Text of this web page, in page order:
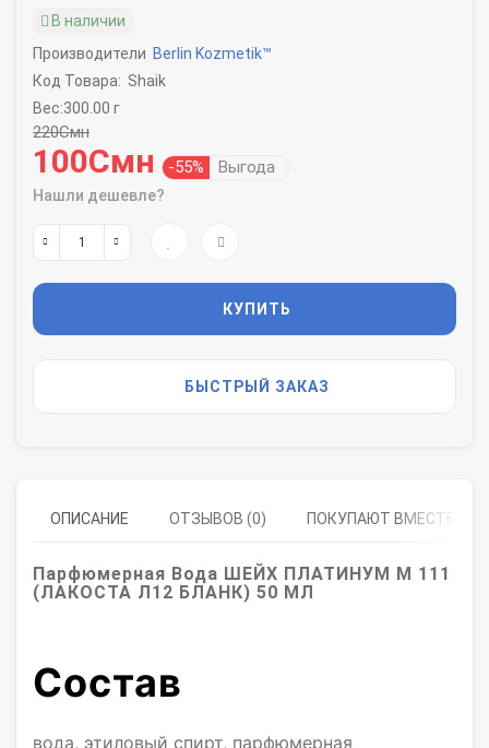
В наличии
Производители Berlin Kozmetik™
Код Товара: Shaik
Вес:300.00 г
220Смн
100Смн -55% Выгода
Нашли дешевле?
КУПИТЬ
БЫСТРЫЙ ЗАКАЗ
ОПИСАНИЕ ОТЗЫВОВ (0) ПОКУПАЮТ ВМЕСТЕ
Парфюмерная Вода ШЕЙХ ПЛАТИНУМ M 111
(ЛАКОСТА Л12 БЛАНК) 50 МЛ
Состав
вода, этиловый спирт, парфюмерная